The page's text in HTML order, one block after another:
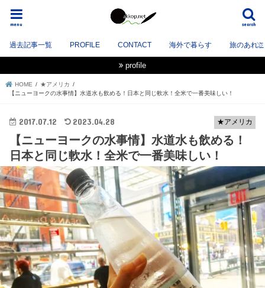
search
menu
過去記事一覧 PROFILE CONTACT 海外で暮らす 旅のあれ
profile
HOME
★アメリカ
【ニューヨークの水事情】水道水も飲める！日本と同じ軟水！全米で一番美味しい！
★アメリカ
2017.07.12 2023.04.28
【ニューヨークの水事情】水道水も飲める！
日本と同じ軟水！全米で一番美味しい！